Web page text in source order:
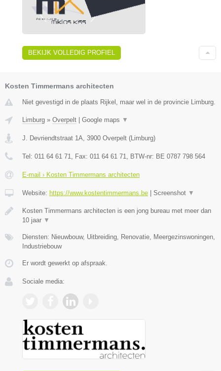
BEKIJK VOLLEDIG PROFIEL
Kosten Timmermans architecten
Niet gevestigd in de plaats Rijkel, maar wel in de provincie Limburg.
Limburg » Overpelt Google maps ▼
J. Devriendtstraat 1A 3900 Overpelt ( Limburg)
Tel: 011 64 61 71 , Fax: 011 64 61 71 , BTW-nr: BE 0787 798 564
E-mail › Kosten Timmermans architecten
Website: https://www.kostentimmermans.be Screenshot ▼
Kosten Timmermans architecten is een jong bureau met meer dan
10 jaar ▼
Diensten: Nieuwbouw, Uitbreiding, Renovatie, Meergezinswoningen,
Industriebouw
Er wordt gewerkt op afspraak.
Sociale media: